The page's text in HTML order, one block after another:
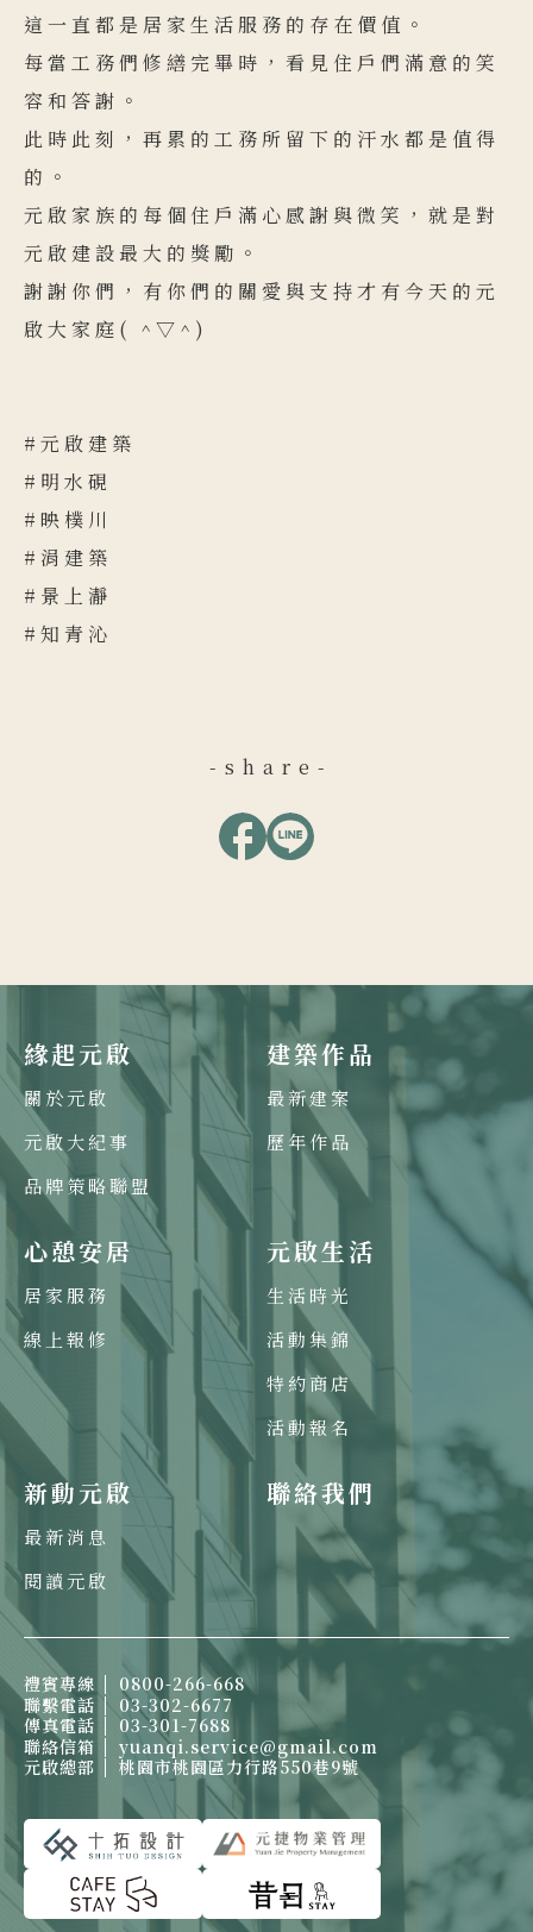
這一直都是居家生活服務的存在價值。
每當工務們修繕完畢時，看見住戶們滿意的笑
容和答謝。
此時此刻，再累的工務所留下的汗水都是值得
的。
元啟家族的每個住戶滿心感謝與微笑，就是對
元啟建設最大的獎勵。
謝謝你們，有你們的關愛與支持才有今天的元
啟大家庭( ^▽^)
#元啟建築
#明水硯
#映樸川
#涓建築
#景上瀞
#知青沁
-share-
緣起元啟
關於元啟
元啟大紀事
品牌策略聯盟
建築作品
最新建案
歷年作品
心憩安居
居家服務
線上報修
元啟生活
生活時光
活動集錦
特約商店
活動報名
新動元啟
最新消息
閱讀元啟
聯絡我們
禮賓專線
0800-266-668
聯繫電話
03-302-6677
傳真電話
03-301-7688
聯絡信箱
yuanqi.service@gmail.com
元啟總部
桃園市桃園區力行路550巷9號